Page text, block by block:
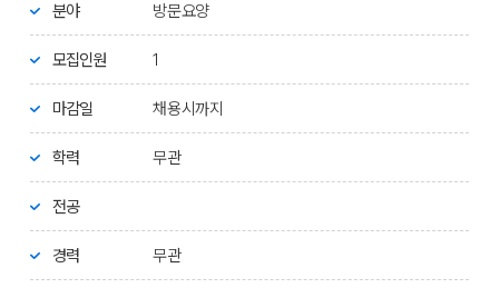
분야 방문요양
모집인원 1
마감일 채용시까지
학력 무관
전공
경력 무관